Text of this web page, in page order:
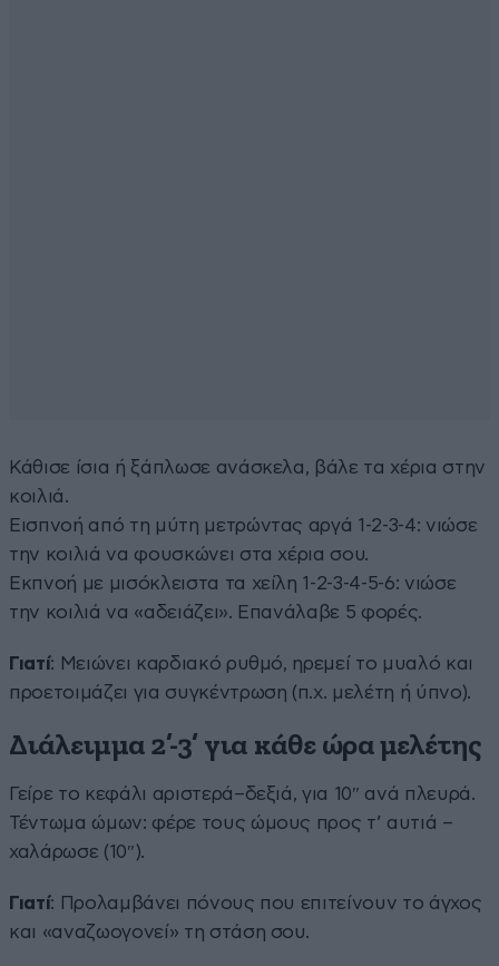
Κάθισε ίσια ή ξάπλωσε ανάσκελα, βάλε τα χέρια στην
κοιλιά.
Εισπνοή από τη μύτη μετρώντας αργά 1‑2‑3‑4: νιώσε
την κοιλιά να φουσκώνει στα χέρια σου.
Εκπνοή με μισόκλειστα τα χείλη 1‑2‑3‑4‑5‑6: νιώσε
την κοιλιά να «αδειάζει». Επανάλαβε 5 φορές.
Γιατί: Μειώνει καρδιακό ρυθμό, ηρεμεί το μυαλό και
προετοιμάζει για συγκέντρωση (π.χ. μελέτη ή ύπνο).
Διάλειμμα 2’-3’ για κάθε ώρα μελέτης
Γείρε το κεφάλι αριστερά–δεξιά, για 10″ ανά πλευρά.
Τέντωμα ώμων: φέρε τους ώμους προς τ’ αυτιά –
χαλάρωσε (10″).
Γιατί: Προλαμβάνει πόνους που επιτείνουν το άγχος
και «αναζωογονεί» τη στάση σου.